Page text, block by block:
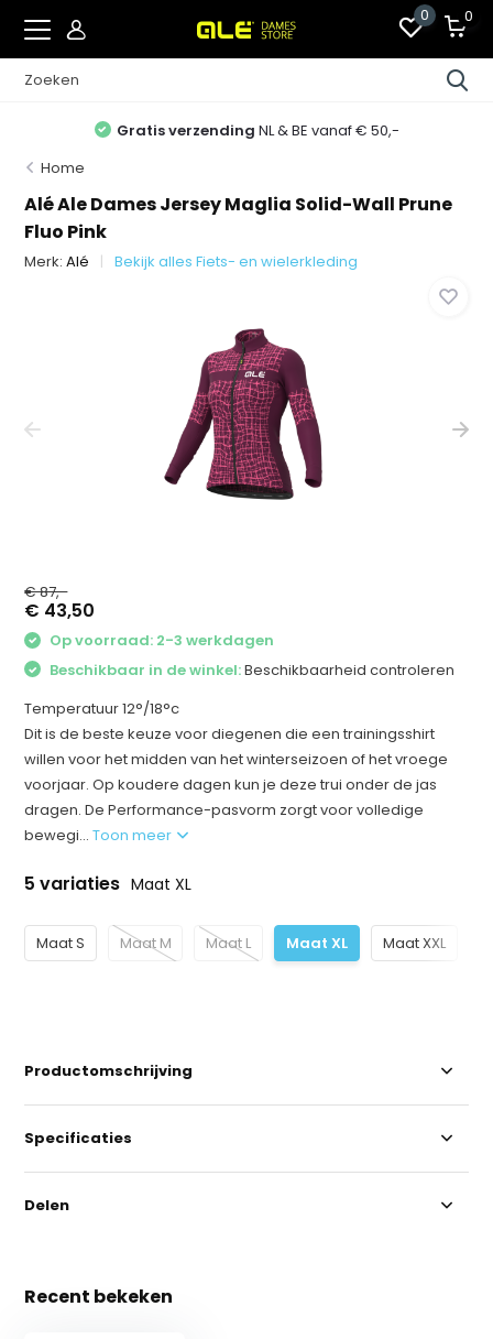
0 0
Gratis verzending NL & BE vanaf € 50,-
Home
Alé Ale Dames Jersey Maglia Solid-Wall Prune
Fluo Pink
Merk:Alé Bekijk alles Fiets- en wielerkleding
€ 87,-
€ 43,50
Op voorraad: 2-3 werkdagen
Beschikbaar in de winkel:Beschikbaarheid controleren
Temperatuur 12°/18°c
Dit is de beste keuze voor diegenen die een trainingsshirt
willen voor het midden van het winterseizoen of het vroege
voorjaar. Op koudere dagen kun je deze trui onder de jas
dragen. De Performance-pasvorm zorgt voor volledige
bewegi...Toon meer
5 variaties Maat XL
Maat S Maat M Maat L Maat XL Maat XXL
Productomschrijving
Specificaties
Delen
Recent bekeken